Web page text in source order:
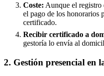
Coste: Aunque el registro
el pago de los honorarios
certificado.
Recibir certificado a
gestoría lo envía al
2. Gestión presencial en